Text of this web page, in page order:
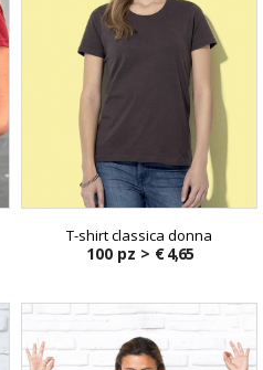
T-shirt classica donna
100 pz > € 4,65